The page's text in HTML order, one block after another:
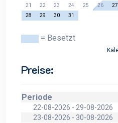
21
22 23 24 25 26
27
28
29 30 31
= Besetzt
Preise:
Periode
22-08-2026 - 29-08-2026
23-08-2026 - 30-08-2026